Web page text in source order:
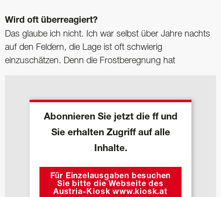
Wird oft überreagiert?
Das glaube ich nicht. Ich war selbst über Jahre nachts
auf den Feldern, die Lage ist oft schwierig
einzuschätzen. Denn die Frostberegnung hat
Abonnieren Sie jetzt die ff und
Sie erhalten Zugriff auf alle
Inhalte.
Für Einzelausgaben besuchen
Sie bitte die Webseite des
Austria-Kiosk www.kiosk.at